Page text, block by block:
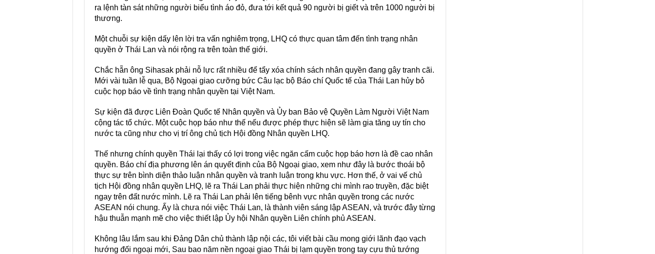
ra lệnh tàn sát những người biểu tình áo đỏ, đưa tới kết quả 90 người bị giết và trên 1000 người bị
thương.
Một chuỗi sự kiện dấy lên lời tra vấn nghiêm trọng, LHQ có thực quan tâm đến tình trạng nhân
quyền ở Thái Lan và nói rộng ra trên toàn thế giới.
Chắc hẵn ông Sihasak phải nỗ lực rất nhiều để tẩy xóa chính sách nhân quyền đang gây tranh cãi.
Mới vài tuần lễ qua, Bộ Ngoại giao cưỡng bức Câu lạc bộ Báo chí Quốc tế của Thái Lan hủy bỏ
cuộc họp báo về tình trạng nhân quyền tại Việt Nam.
Sự kiện đã được Liên Đoàn Quốc tế Nhân quyền và Ủy ban Bảo vệ Quyền Làm Người Việt Nam
cộng tác tổ chức. Một cuộc họp báo như thế nếu được phép thực hiện sẽ làm gia tăng uy tín cho
nước ta cũng như cho vị trí ông chủ tịch Hội đồng Nhân quyền LHQ.
Thế nhưng chính quyền Thái lại thấy có lợi trong việc ngăn cấm cuộc họp báo hơn là đề cao nhân
quyền. Báo chí địa phương lên án quyết định của Bộ Ngoại giao, xem như đây là bước thoái bộ
thực sự trên bình diện thảo luận nhân quyền và tranh luận trong khu vực. Hơn thế, ở vai vế chủ
tịch Hội đồng nhân quyền LHQ, lẽ ra Thái Lan phải thực hiện những chi mình rao truyền, đặc biệt
ngay trên đất nước mình. Lẽ ra Thái Lan phải lên tiếng bênh vực nhân quyền trong các nước
ASEAN nói chung. Ấy là chưa nói việc Thái Lan, là thành viên sáng lập ASEAN, và trước đây từng
hậu thuẫn mạnh mẽ cho việc thiết lập Ủy hội Nhân quyền Liên chính phủ ASEAN.
Không lâu lắm sau khi Đảng Dân chủ thành lập nội các, tôi viết bài cầu mong giới lãnh đạo vạch
hướng đối ngoại mới, Sau bao năm nền ngoại giao Thái bị lạm quyền trong tay cựu thủ tướng